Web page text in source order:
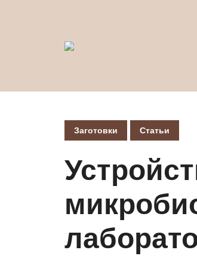
Заготовки Статьи